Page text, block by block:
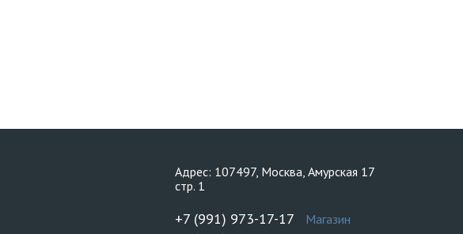
Адрес: 107497, Москва, Амурская 17
стр. 1
+7 (991) 973-17-17 Магазин